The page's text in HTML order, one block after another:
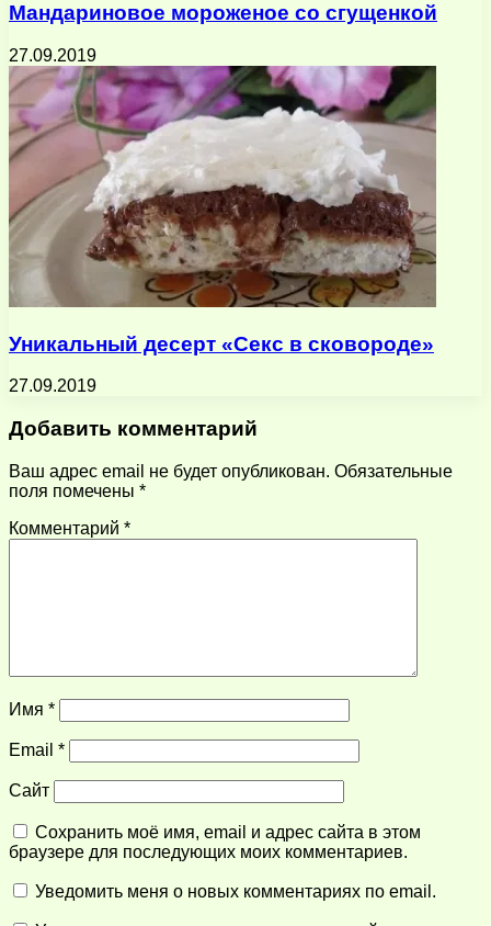
Мандариновое мороженое со сгущенкой
27.09.2019
Уникальный десерт «Секс в сковороде»
27.09.2019
Добавить комментарий
Ваш адрес email не будет опубликован. Обязательные
поля помечены *
Комментарий *
Имя *
Email *
Сайт
Сохранить моё имя, email и адрес сайта в этом
браузере для последующих моих комментариев.
Уведомить меня о новых комментариях по email.